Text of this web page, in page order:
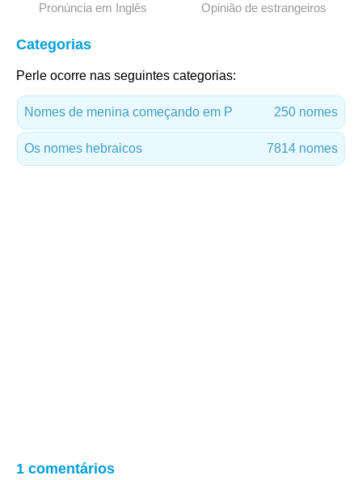
Pronúncia em Inglês Opinião de estrangeiros
Categorias
Perle ocorre nas seguintes categorias:
Nomes de menina começando em P 250 nomes
Os nomes hebraicos 7814 nomes
1 comentários